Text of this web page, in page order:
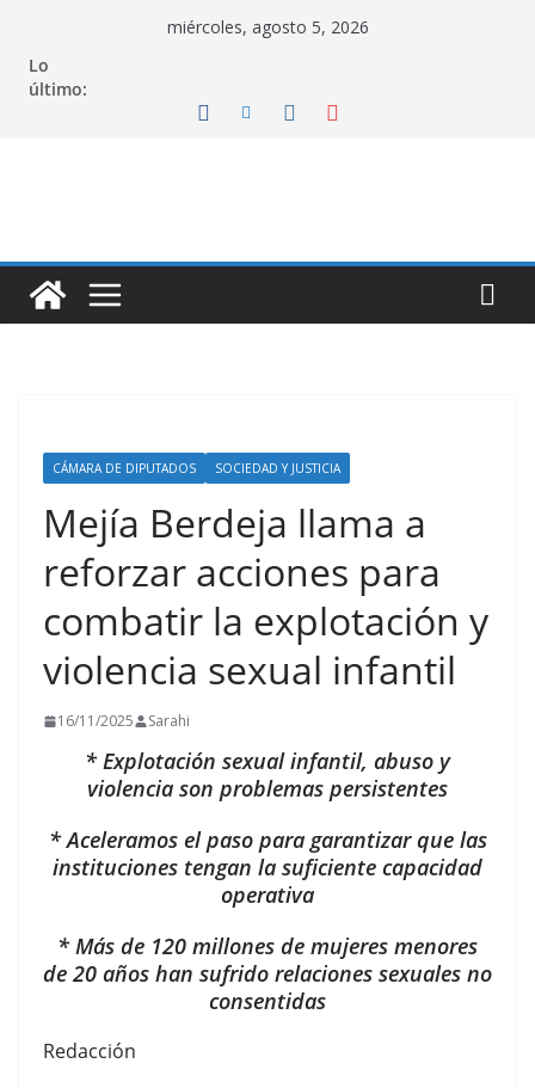
contenido
miércoles, agosto 5, 2026
Lo
último:
CÁMARA DE DIPUTADOS SOCIEDAD Y JUSTICIA
Mejía Berdeja llama a
reforzar acciones para
combatir la explotación y
violencia sexual infantil
16/11/2025 Sarahi
* Explotación sexual infantil, abuso y
violencia son problemas persistentes
* Aceleramos el paso para garantizar que las
instituciones tengan la suficiente capacidad
operativa
* Más de 120 millones de mujeres menores
de 20 años han sufrido relaciones sexuales no
consentidas
Redacción